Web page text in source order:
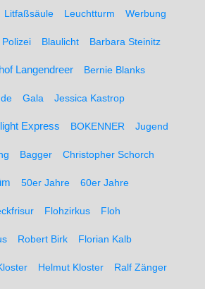
Litfaßsäule Leuchtturm Werbung
Polizei Blaulicht Barbara Steinitz
Langendreer Bernie Blanks
Gala Jessica Kastrop
Express BOKENNER Jugend
Bagger Christopher Schorch
50er Jahre 60er Jahre
Flohzirkus Floh
Robert Birk Florian Kalb
Helmut Kloster Ralf Zänger